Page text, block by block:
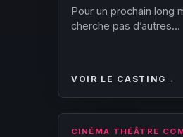
Pour un prochain long
cherche pas d’autres...
VOIR LE CASTING →
CINÉMA THÉÂTRE